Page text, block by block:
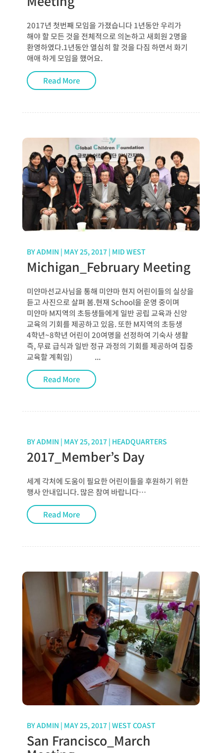
2017년 첫번째 모임을 가졌습니다 1년동안 우리가
해야 할 모든 것을 전체적으로 의논하고 새회원 2명을
환영하였다.1년동안 열심히 할 것을 다짐 하면서 화기
애애 하게 모임을 했어요.
Read More
BYADMIN | MAY 25, 2017| MID WEST
Michigan_February Meeting
미얀마선교사님을 통해 미얀마 현지 어린이들의 실상을
듣고 사진으로 살펴 봄.현재 School을 운영 중이며
미얀마 M지역의 초등생들에게 일반 공립 교육과 신앙
교육의 기회를 제공하고 있음. 또한 M지역의 초등생
4학년~8학년 어린이 20여명을 선정하여 기숙사 생활
즉, 무료 급식과 일반 정규 과정의 기회를 제공하여 집중
교육할 계획임) ...
Read More
BYADMIN | MAY 25, 2017| HEADQUARTERS
2017_Member’s Day
세계 각처에 도움이 필요한 어린이들을 후원하기 위한
행사 안내입니다. 많은 참여 바랍니다…
Read More
BYADMIN | MAY 25, 2017| WEST COAST
San Francisco_March